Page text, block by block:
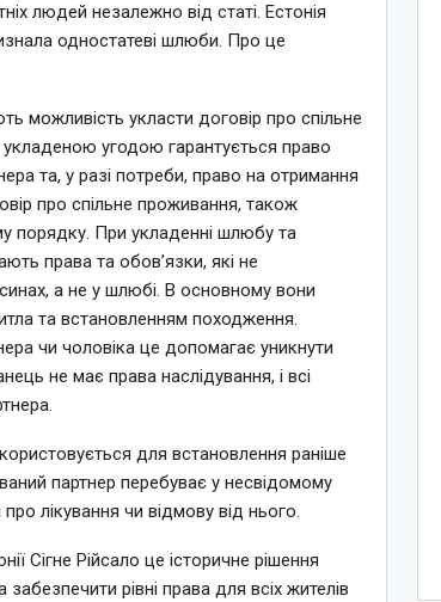
людей незалежно від статі. Естонія
одностатеві шлюби. Про це
укласти договір про спільне
угодою гарантується право
та, у разі потреби, право на отримання
про спільне проживання, також
порядку. При укладенні шлюбу та
права та обов’язки, які не
а не у шлюбі. В основному вони
та встановленням походження.
чи чоловіка це допомагає уникнути
не має права наслідування, і всі
для встановлення раніше
партнер перебуває у несвідомому
лікування чи відмову від нього.
Сігне Рійсало це історичне рішення
рівні права для всіх жителів